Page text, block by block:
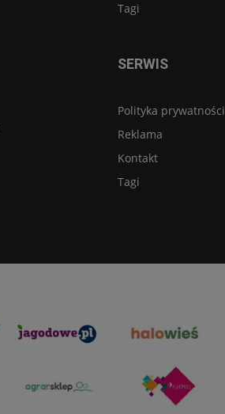
Tagi
SERWIS
Polityka prywatności
Reklama
Kontakt
Tagi